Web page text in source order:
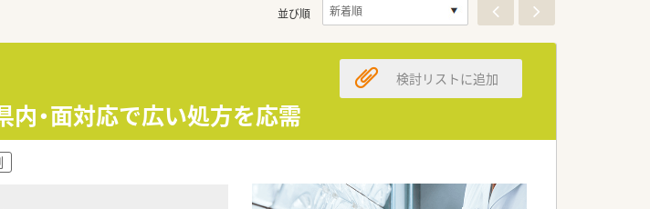
並び順
内・面対応で広い処方を応需
検討リストに追加